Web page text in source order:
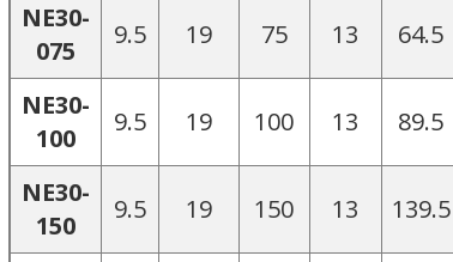
NE30-
075
9.5 19 75 13 64.5
NE30-
100
9.5 19 100 13 89.5
NE30-
150
9.5 19 150 13 139.5